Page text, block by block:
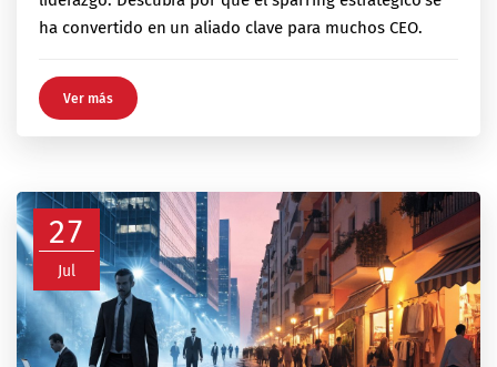
ha convertido en un aliado clave para muchos CEO.
Ver más
27
Jul